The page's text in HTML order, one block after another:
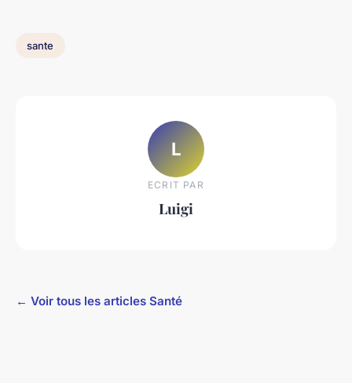
sante
L
ECRIT PAR
Luigi
← Voir tous les articles Santé